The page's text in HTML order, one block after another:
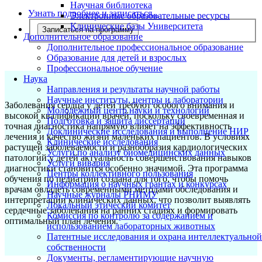
Научная библиотека
Электронные образовательные ресурсы
Клинические базы Университета
Дополнительное образование
Дополнительное профессиональное образование
Образование для детей и взрослых
Профессиональное обучение
Наука
Направления и результаты научной работы
Научные институты, центры и лаборатории
Молодежный центр науки и технологий
Подготовка и защита диссертаций
Доклинические исследования и выполнение НИР
Клинические исследования
Услуги по анализу биомедицинских данных
Услуги вивария
Центры коллективного пользования
Информация о научных грантах и конкурсах
Научные журналы РНИМУ
Локальный этический комитет
Комиссия по контролю за содержанием и
использованием лабораторных животных
Патентные исследования и охрана интеллектуальной
собственности
Документы, регламентирующие научную
Узнать подробнее и записаться...
Записаться на программу
Заболевания сердца у детей требуют особого внимания и
высокой квалификации врачей, поскольку своевременная и
точная диагностика напрямую влияет на эффективность
лечения и качество жизни маленьких пациентов. В условиях
растущей заболеваемости и разнообразия кардиологических
патологий у детей актуальность совершенствования навыков
диагностики становится особенно значимой. Эта программа
обучения по педиатрии создана для того, чтобы помочь
врачам овладеть современными методами обследования и
интерпретации клинических данных, что позволит выявлять
сердечные заболевания на ранних стадиях и формировать
оптимальный план лечения.